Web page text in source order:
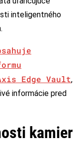
inteligentného
Edge Vault,
informácie pred
kamier